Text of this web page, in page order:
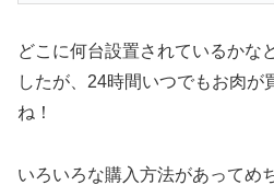
どこに何台設置されているかな
したが、24時間いつでもお肉が
ね！
いろいろな購入方法があってめ